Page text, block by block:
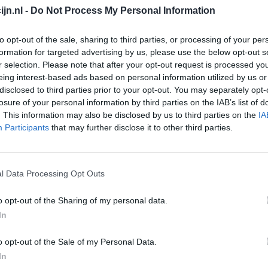
- Do Not Process My Personal Information
opt-out of the sale, sharing to third parties, or processing of your
for targeted advertising by us, please use the below opt-out
selection. Please note that after your opt-out request is processed
interest-based ads based on personal information utilized by us
to third parties prior to your opt-out. You may separately
of your personal information by third parties on the IAB’s list of
This information may also be disclosed by us to third parties on the
Participants that may further disclose it to other third parties.
Data Processing Opt Outs
opt-out of the Sharing of my personal data.
opt-out of the Sale of my Personal Data.
Depressie - antidepressiva overig
Pijn - morfine-achtigen
Schildklier - hypothyroidie (traagwerkend)
Maagzuur - protonpompremmers
Bloeddruk - betablokkers
Epilepsie
Depressie - antidepressiva overig
Depressie - antidepressiva TCA
Depressie - antidepressiva overig
Anticonceptie - eenfase
Depressie - antidepressiva SSRI
Psychose / schizofrenie - antipsychotica